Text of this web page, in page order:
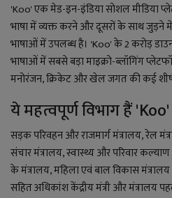
'Koo' एक मेड-इन-इंडिया सोशल मीडिया
भाषा में व्यक्त करने और दूसरों के साथ जुड़ने
भाषाओं में उपलब्ध है। 'Koo' के 2 करोड़
भाषाओं में सबसे बड़ा माइक्रो-ब्लॉगिंग
मनोरंजन, क्रिकेट और खेल जगत की कई शीर्ष
ये महत्वपूर्ण विभाग हैं
सड़क परिवहन और राजमार्ग मंत्रालय, रेल
संचार मंत्रालय, स्वास्थ्य और परिवार
के मंत्रालय, महिला एवं बाल विकास
सहित अधिकांश केंद्रीय मंत्री और मंत्रालय